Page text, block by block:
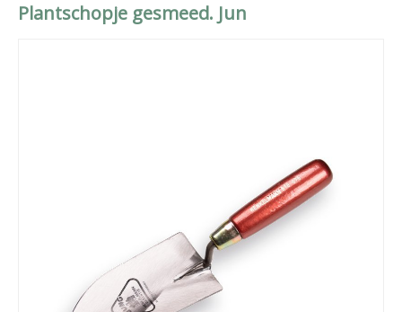
Plantschopje gesmeed. Jun